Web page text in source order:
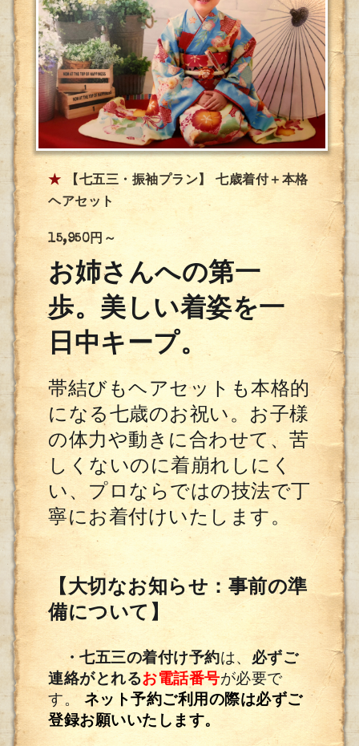
★
【七五三・振袖プラン】 七歳着付＋本格
ヘアセット
15,950円～
お姉さんへの第一
歩。美しい着姿を一
日中キープ。
帯結びもヘアセットも本格的
になる七歳のお祝い。お子様
の体力や動きに合わせて、苦
しくないのに着崩れしにく
い、プロならではの技法で丁
寧にお着付けいたします。
【大切なお知らせ：事前の準
備について】
・七五三の着付け予約は、 必ずご
連絡がとれるお電話番号が必要で
す。 ネット予約ご利用の際は必ずご
登録お願いいたします。